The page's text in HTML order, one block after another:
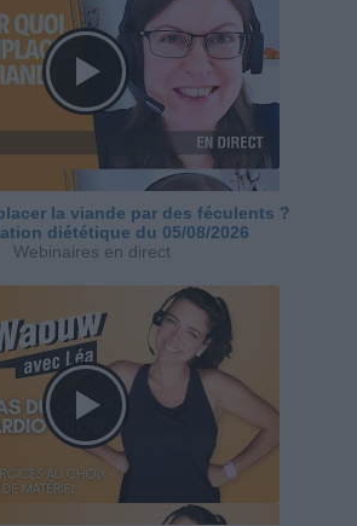
la viande par des féculents ?
diététique du 05/08/2026
Webinaires en direct